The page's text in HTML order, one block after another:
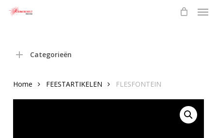
Categorieën
Home FEESTARTIKELEN FLESFONTEIN